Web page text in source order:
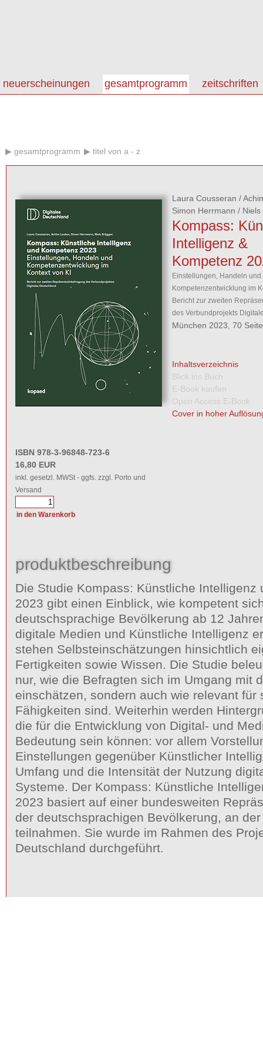
neuerscheinungen gesamtprogramm zeitschriften
gesamtprogramm titel von a - z
Laura Cousseran /
Simon Herrmann / Niels
Kompass:
Intelligenz &
Kompetenz
Einstellungen, Handeln und
Kompetenzentwicklung im
Bericht zur zweiten
des Verbundprojekts
München 2023, 70
Inhaltsverzeichnis
Blick ins Buch
E-Book kaufen
Open Access E-Book
Cover in hoher
ISBN 978-3-96848-723-6
16,80 EUR
inkl. gesetzl. MWSt - ggfs. zzgl. Porto und
Versand
produktbeschreibung
Die Studie Kompass: Künstliche Intelligenz
2023 gibt einen Einblick, wie kompetent
deutschsprachige Bevölkerung ab 12
digitale Medien und Künstliche Intelligenz
stehen Selbsteinschätzungen hinsichtlich
Fertigkeiten sowie Wissen. Die Studie
nur, wie die Befragten sich im Umgang mit
einschätzen, sondern auch wie relevant für
Fähigkeiten sind. Weiterhin werden
die für die Entwicklung von Digital- und
Bedeutung sein können: vor allem
Einstellungen gegenüber Künstlicher
Umfang und die Intensität der Nutzung
Systeme. Der Kompass: Künstliche
2023 basiert auf einer bundesweiten
der deutschsprachigen Bevölkerung, an
teilnahmen. Sie wurde im Rahmen des
Deutschland durchgeführt.